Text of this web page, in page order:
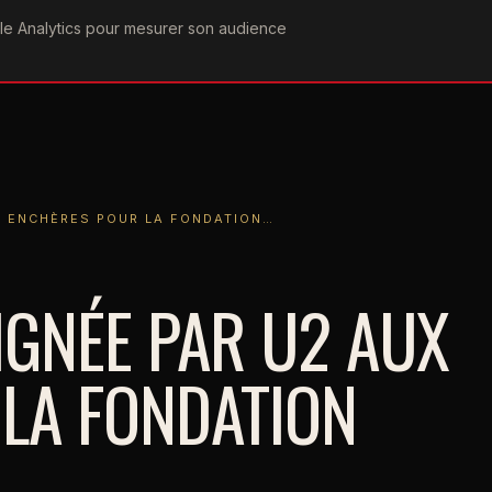
Analytics pour mesurer son audience
PAROLESVIDÉOGRAPHIEFORUMS
POUR LA FONDATION…
PAR U2 AUX
FONDATION